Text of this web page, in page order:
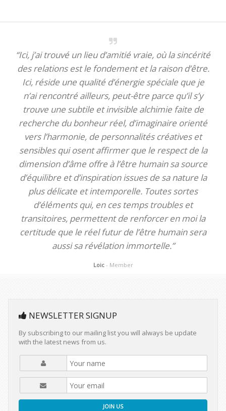
“Ici, j’ai trouvé un lieu d’amitié vraie, où la sincérité
des relations est le fondement et la raison d’être.
Ici, réside une qualité d’énergie spéciale que je
n’ai rencontré ailleurs, peut-être parce qu’il s’y
trouve une subtile et invisible alchimie faite de
recherche du bonheur réel, d’imaginaire orienté
vers l’harmonie, de personnalités créatives et
sensibles qui osent affirmer que le respect de la
dimension d’âme offre à l’être humain sa source
d’équilibre et d’inspiration issues de sa nature la
plus délicate et intemporelle. Toutes sortes
d’éléments qui, en ces temps troubles et
transitoires, permettent de renforcer en moi la
certitude que le réel futur de l’être humain sera
aussi sa révélation immortelle.”
Loic - Member
NEWSLETTER SIGNUP
By subscribing to our mailing list you will always be update
with the latest news from us.
JOIN US